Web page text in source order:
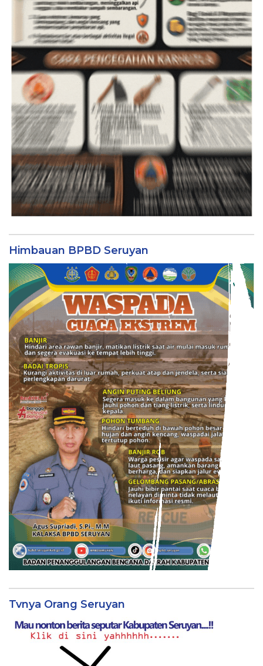
Himbauan BPBD Seruyan
Tvnya Orang Seruyan